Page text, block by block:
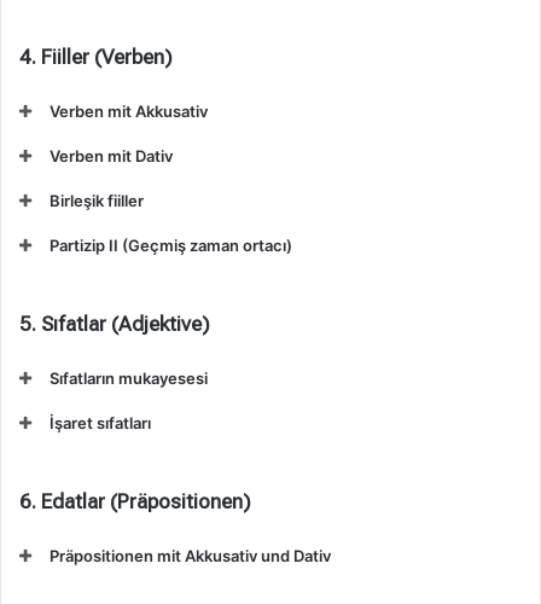
4. Fiiller (Verben)
Verben mit Akkusativ
Verben mit Dativ
Birleşik fiiller
Partizip II (Geçmiş zaman ortacı)
5. Sıfatlar (Adjektive)
Sıfatların mukayesesi
İşaret sıfatları
6. Edatlar (Präpositionen)
Präpositionen mit Akkusativ und Dativ